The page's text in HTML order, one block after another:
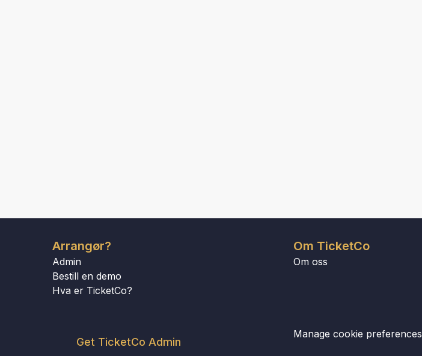
Arrangør?
Admin
Bestill en demo
Hva er TicketCo?
Get TicketCo Admin
Om TicketCo
Om oss
Manage cookie preferences